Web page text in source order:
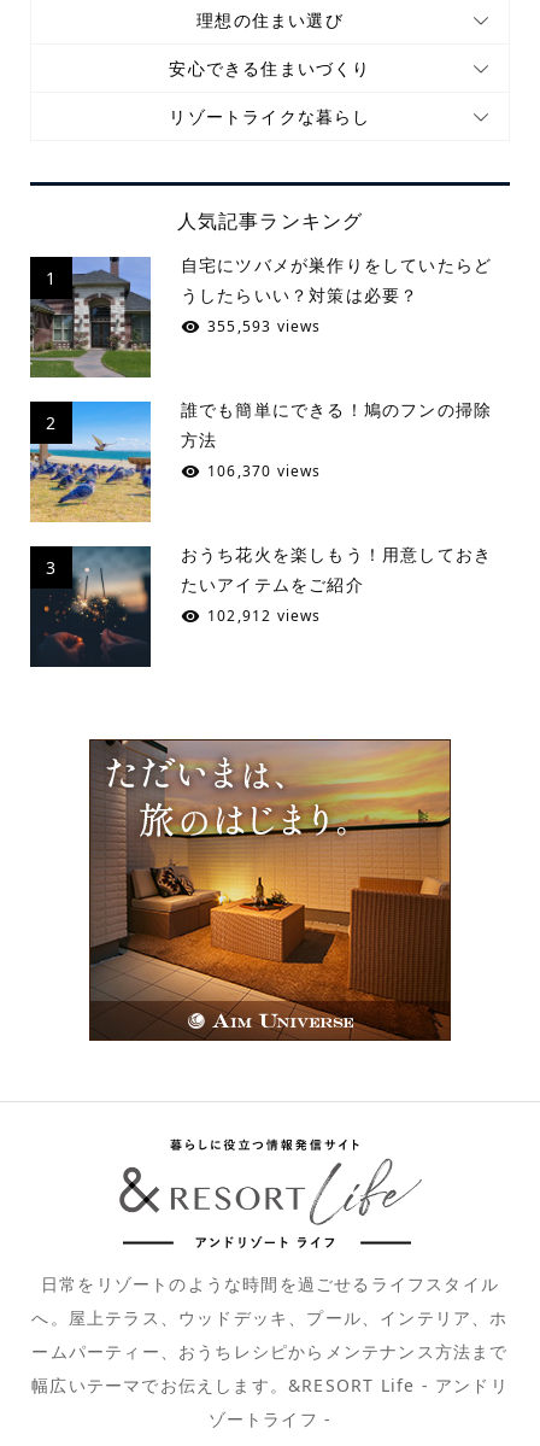
理想の住まい選び
安心できる住まいづくり
リゾートライクな暮らし
人気記事ランキング
1
自宅にツバメが巣作りをしていたらど
うしたらいい？対策は必要？
355,593 views
2
誰でも簡単にできる！鳩のフンの掃除
方法
106,370 views
3
おうち花火を楽しもう！用意しておき
たいアイテムをご紹介
102,912 views
日常をリゾートのような時間を過ごせるライフスタイル
へ。屋上テラス、ウッドデッキ、プール、インテリア、ホ
ームパーティー、おうちレシピからメンテナンス方法まで
幅広いテーマでお伝えします。&RESORT Life - アンドリ
ゾートライフ -